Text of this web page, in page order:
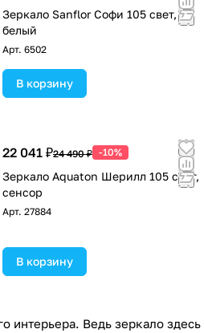
Зеркало Sanflor Софи 105 свет,
белый
Арт. 6502
В корзину
22 041 ₽24 490 ₽ -10%
Зеркало Aquaton Шерилл 105 свет,
сенсор
Арт. 27884
В корзину
интерьера. Ведь зеркало здесь